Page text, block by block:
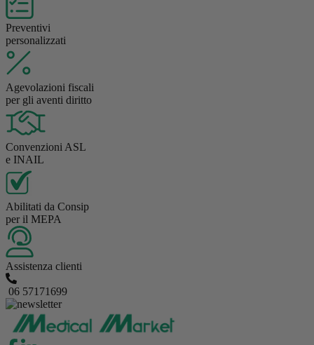
Preventivi
personalizzati
Agevolazioni fiscali
per gli aventi diritto
Convenzioni ASL
e INAIL
Abilitati da Consip
per il MEPA
Assistenza clienti
06 57171699